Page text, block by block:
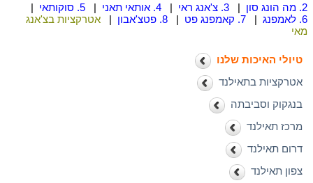
2. מה הונג סון | 3. צ'אנג ראי | 4. אותאי תאני | 5. סוקותאי
|
6. לאמפנג
| 7. קאמפנג פט | 8. פטצ'אבון | אטרקציות בצ'אנג
מאי
טיולי האיכות שלנו
אטרקציות בתאילנד
בנגקוק וסביבתה
מרכז תאילנד
דרום תאילנד
צפון תאילנד